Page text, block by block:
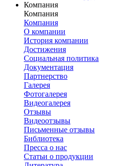
Компания
Компания
Компания
О компании
История компании
Достижения
Социальная политика
Документация
Партнерство
Галерея
Фотогалерея
Видеогалерея
Отзывы
Видеоотзывы
Письменные отзывы
Библиотека
Пресса о нас
Статьи о продукции